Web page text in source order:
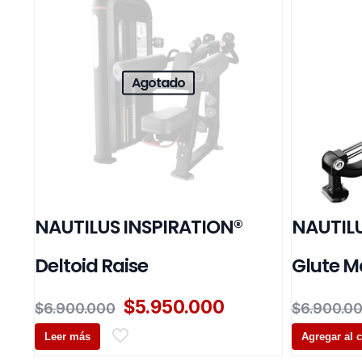
Agotado
NAUTILUS INSPIRATION®
Deltoid Raise
$6.900.000 El
precio
original
$5.950.000
Leer más
Glute
$
Agregar al